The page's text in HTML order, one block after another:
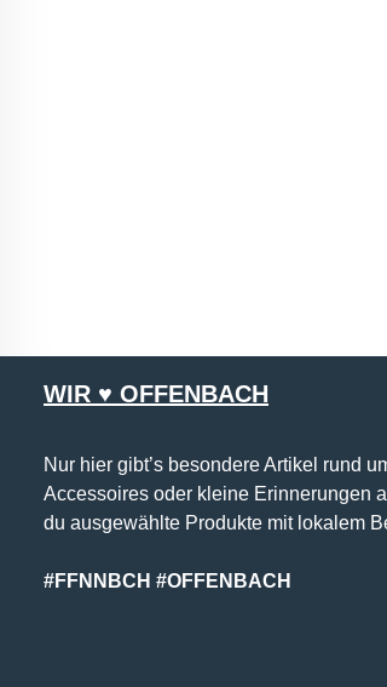
WIR ♥ OFFENBACH
Nur hier gibt’s besondere Artikel rund
Accessoires oder kleine Erinnerungen
du ausgewählte Produkte mit lokalem
#FFNNBCH #OFFENBACH